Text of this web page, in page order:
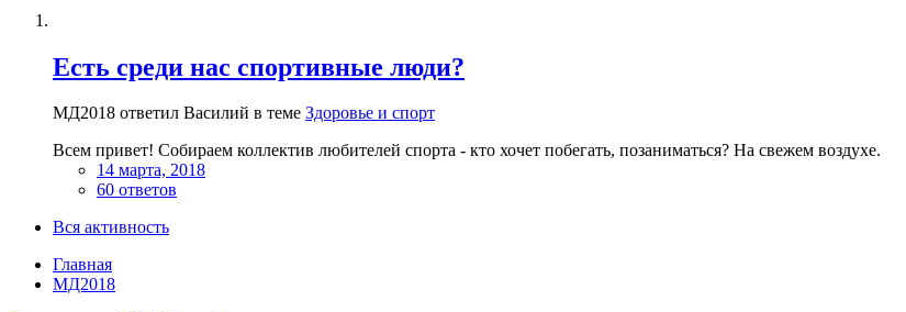
Есть среди нас спортивные люди?
МД2018 ответил Василий в теме Здоровье и спорт
Всем привет! Собираем коллектив любителей спорта - кто хочет побегать, позаниматься? На свежем воздухе.
14 марта, 2018
60 ответов
Вся активность
Главная
МД2018